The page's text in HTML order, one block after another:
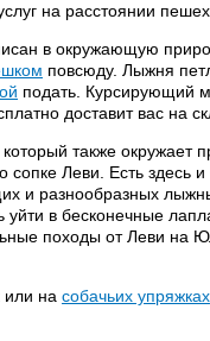
на расстоянии
в окружающую
повсюду. Лыжня
подать. Курсирующий
доставит вас на
который также окружает
сопке Леви. Есть здесь
и разнообразных
в бесконечные
походы от Леви на
или на собачьих упряжках